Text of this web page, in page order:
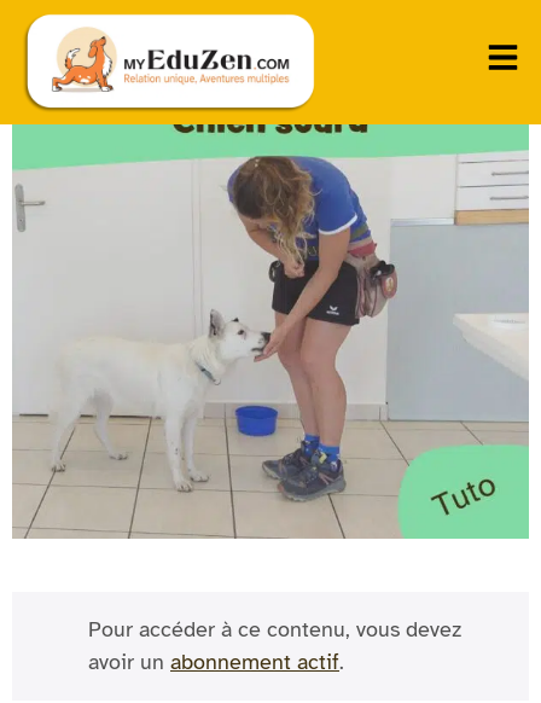
Les 3 premiers exercices à faire avec un chien sourd
Pour accéder à ce contenu, vous devez
avoir un abonnement actif.